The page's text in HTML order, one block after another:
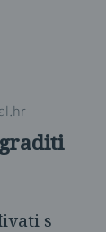
s